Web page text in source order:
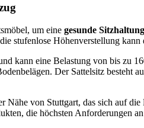
um einegesunde
stufenlose Höhenverstellung
kann eine Belastung von bis
Der Sattelsitz besteht
von Stuttgart, das sich auf
die höchsten Anforderungen